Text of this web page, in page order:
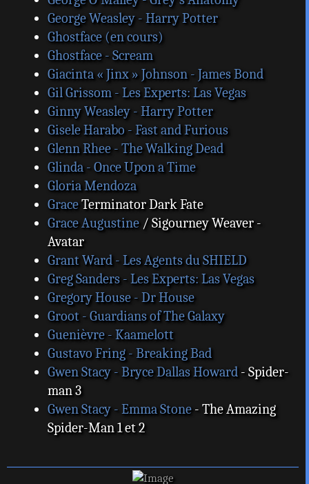
George Weasley - Harry Potter
Ghostface (en cours)
Ghostface - Scream
Giacinta « Jinx » Johnson - James Bond
Gil Grissom - Les Experts: Las Vegas
Ginny Weasley - Harry Potter
Gisele Harabo - Fast and Furious
Glenn Rhee - The Walking Dead
Glinda - Once Upon a Time
Gloria Mendoza
GraceTerminator Dark Fate
Grace Augustine/ Sigourney Weaver -
Avatar
Grant Ward - Les Agents du SHIELD
Greg Sanders - Les Experts: Las Vegas
Gregory House - Dr House
Groot - Guardians of The Galaxy
Guenièvre - Kaamelott
Gustavo Fring - Breaking Bad
Gwen Stacy - Bryce Dallas Howard- Spider-
man 3
Gwen Stacy - Emma Stone- The Amazing
Spider-Man 1 et 2